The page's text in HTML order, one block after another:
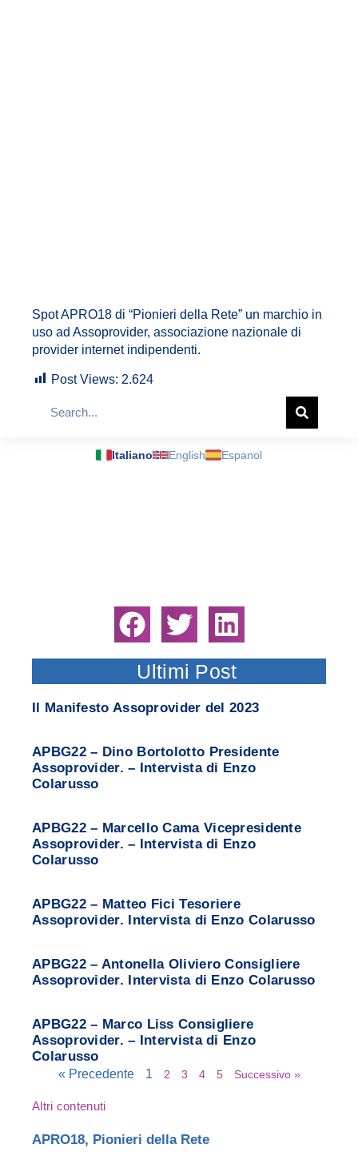
Spot APRO18 di “Pionieri della Rete” un marchio in
uso ad Assoprovider, associazione nazionale di
provider internet indipendenti.
Post Views: 2.624
Italiano English Espanol
Ultimi Post
Il Manifesto Assoprovider del 2023
APBG22 – Dino Bortolotto Presidente
Assoprovider. – Intervista di Enzo
Colarusso
APBG22 – Marcello Cama Vicepresidente
Assoprovider. – Intervista di Enzo
Colarusso
APBG22 – Matteo Fici Tesoriere
Assoprovider. Intervista di Enzo Colarusso
APBG22 – Antonella Oliviero Consigliere
Assoprovider. Intervista di Enzo Colarusso
APBG22 – Marco Liss Consigliere
Assoprovider. – Intervista di Enzo
Colarusso
« Precedente 1 2 3 4 5 Successivo »
Altri contenuti
APRO18, Pionieri della Rete